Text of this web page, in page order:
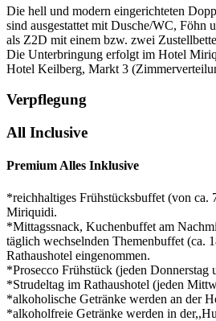
Die hell und modern eingerichteten
sind ausgestattet mit Dusche/WC, Föhn
als Z2D mit einem bzw. zwei
Die Unterbringung erfolgt im Hotel
Hotel Keilberg, Markt 3
Verpflegung
All Inclusive
Premium Alles Inklusive
*reichhaltiges Frühstücksbuffet (von ca.
Miriquidi.
*Mittagssnack, Kuchenbuffet am
täglich wechselnden Themenbuffet (ca.
Rathaushotel eingenommen.
*Prosecco Frühstück (jeden Donnerstag
*Strudeltag im Rathaushotel (jeden
*alkoholische Getränke werden an der
*alkoholfreie Getränke werden in